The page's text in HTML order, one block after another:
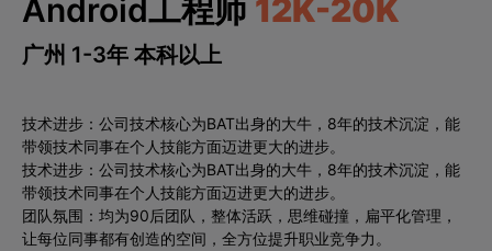
Android工程师 12K-20K
广州 1-3年 本科以上
技术进步：公司技术核心为BAT出身的大牛，8年的技术沉淀，能
带领技术同事在个人技能方面迈进更大的进步。
技术进步：公司技术核心为BAT出身的大牛，8年的技术沉淀，能
带领技术同事在个人技能方面迈进更大的进步。
团队氛围：均为90后团队，整体活跃，思维碰撞，扁平化管理，
让每位同事都有创造的空间，全方位提升职业竞争力。